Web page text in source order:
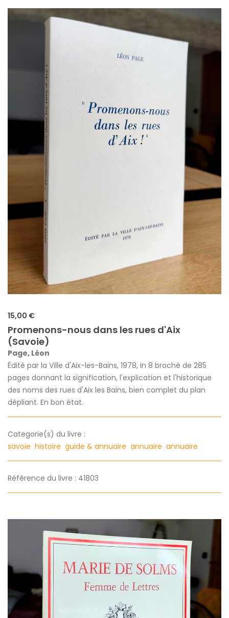
15,00 €
Promenons-nous dans les rues d'Aix
(Savoie)
Page, Léon
Édité par la Ville d'Aix-les-Bains, 1978, in 8 broché de 285
pages donnant la signification, l'explication et l'historique
des noms des rues d'Aix les Bains, bien complet du plan
dépliant. En bon état.
Categorie(s) du livre :
savoie histoire guide & annuaire annuaire annuaire
Référence du livre : 41803